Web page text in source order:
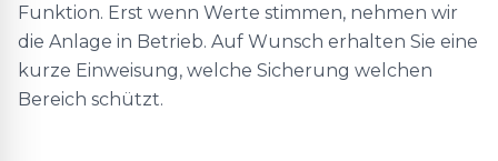
Funktion. Erst wenn Werte stimmen, nehmen wir
die Anlage in Betrieb. Auf Wunsch erhalten Sie eine
kurze Einweisung, welche Sicherung welchen
Bereich schützt.